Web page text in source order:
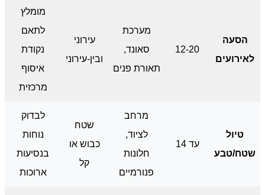
הסעה
לאירועים
12-20
מערכת
סאונד,
תאורת פנים
עירוני
ובין-עירוני
מומלץ
לתאם
נקודת
איסוף
מרכזית
טיול
שטח/טבע
עד 14
מרחב
לציוד,
חלונות
פנורמיים
שטח
כבוש או
קל
לבדוק
נוחות
בנסיעות
ארוכות